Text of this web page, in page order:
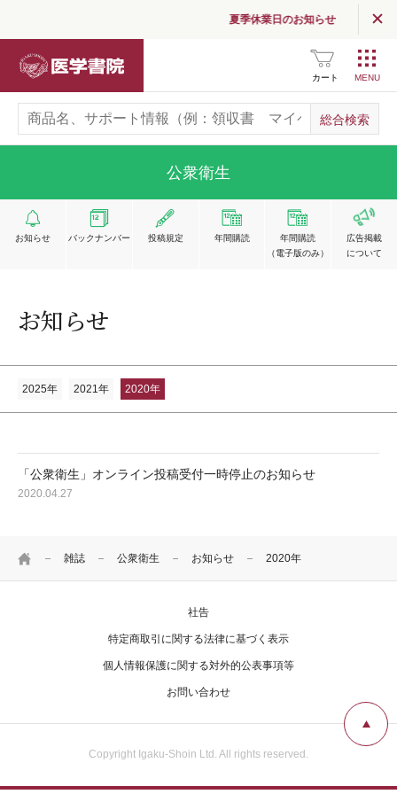
夏季休業日のお知らせ
カート
医学界新聞
医学界新聞プラス
医学書院Column
関連サイト一覧
HOME 雑誌 公衆衛生 お知らせ 2020年
公衆衛生
お知らせ バックナンバー 投稿規定 年間購読
年間購読
（電子版のみ）
広告掲載
について
お知らせ
2025年 2021年 2020年
「公衆衛生」オンライン投稿受付一時停止のお知らせ
2020.04.27
社告
特定商取引に関する法律に基づく表示
個人情報保護に関する対外的公表事項等
お問い合わせ
Copyright Igaku-Shoin Ltd. All rights reserved.